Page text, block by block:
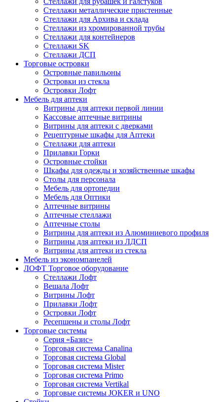
Стеллажи металлические пристенные
Стеллажи для Архива и склада
Стеллажи из хромированной трубы
Стеллажи для контейнеров
Стеллажи SK
Стеллажи ДСП
Торговые островки
Островные павильоны
Островки из стекла
Островки Лофт
Мебель для аптеки
Витрины для аптеки первой линии
Кассовые аптечные витрины
Витрины для аптеки с дверками
Рецептурные шкафы для Аптеки
Стеллажи для аптеки
Прилавки Горки
Островные стойки
Шкафы для одежды и хозяйственные шкафы
Столы для персонала
Мебель для ортопедии
Мебель для Оптики
Аптечные витрины
Аптечные стеллажи
Аптечные столы
Витрины для аптеки из Алюминиевого профиля
Витрины для аптеки из ЛДСП
Витрины для аптеки из стекла
Мебель из экономпанелей
ЛОФТ Торговое оборудование
Стеллажи Лофт
Вешала Лофт
Витрины Лофт
Прилавки Лофт
Островки Лофт
Ресепшены и столы Лофт
Торговые системы
Серия «Базис»
Торговая система Canalina
Торговая система Global
Торговая система Mister
Торговая система Primo
Торговая система Vertikal
Торговые системы JOKER и UNO